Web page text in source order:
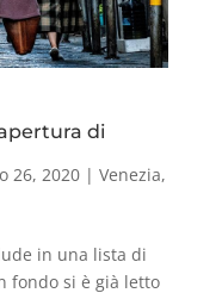
di
26, 2020| Venezia,
in una lista di
fondo si è già letto